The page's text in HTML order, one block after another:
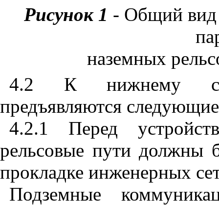
Рисунок 1 - Общий вид
наземных
4.2 К нижнему
предъявляются
4.2.1 Перед
рельсовые пути должны
прокладке инженерных
Подземные